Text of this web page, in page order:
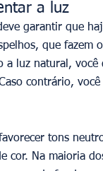
a luz
garantir que
que fazem
luz natural, você
contrário,
tons
cor. Na maioria